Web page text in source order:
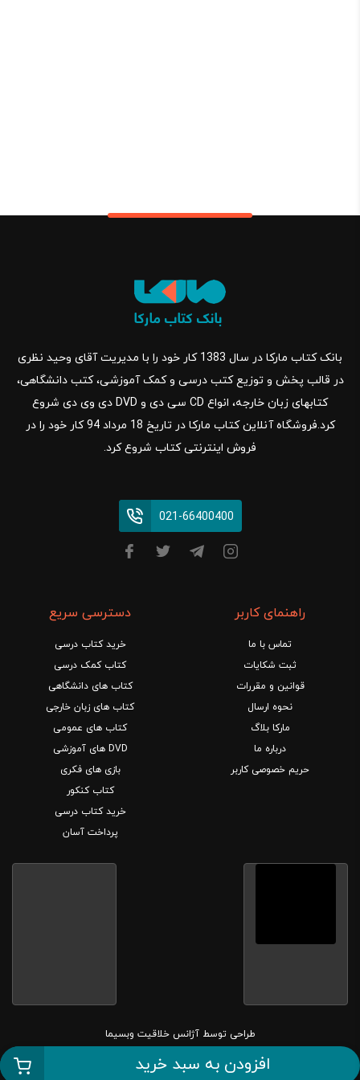
افزودن به سبد خرید
بانک کتاب مارکا در سال 1383 کار خود را با مدیریت آقای وحید نظری
در قالب پخش و توزیع کتب درسی و کمک آموزشی، کتب دانشگاهی،
کتابهای زبان خارجه، انواع CD سی دی و DVD دی وی دی شروع
کرد.فروشگاه آنلاین کتاب مارکا در تاریخ 18 مرداد 94 کار خود را در
فروش اینترنتی کتاب شروع کرد.
021-66400400
راهنمای کاربر
تماس با ما
ثبت شکایات
قوانین و مقررات
نحوه ارسال
مارکا بلاگ
درباره ما
حریم خصوصی کاربر
دسترسی سریع
خرید کتاب درسی
کتاب کمک درسی
کتاب های دانشگاهی
کتاب های زبان خارجی
کتاب های عمومی
DVD های آموزشی
بازی های فکری
کتاب کنکور
خرید کتاب درسی
پرداخت آسان
طراحی توسطآژانس خلاقیت وبسیما
کلیه حقوق این سایت متعلق به بانک کتاب مارکا می باشد.